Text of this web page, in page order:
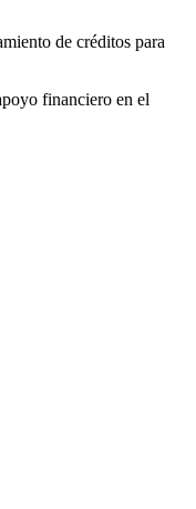
de créditos para
financiero en el